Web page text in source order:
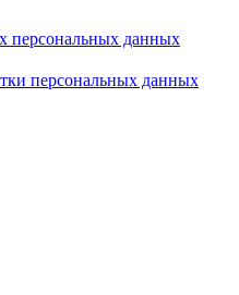
персональных данных
персональных данных